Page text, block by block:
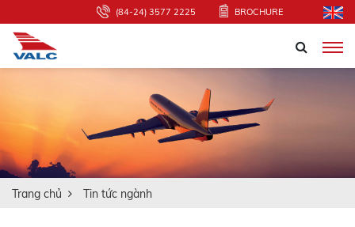
(84-24) 3577 2225 BROCHURE
Trang chủ Tin tức ngành